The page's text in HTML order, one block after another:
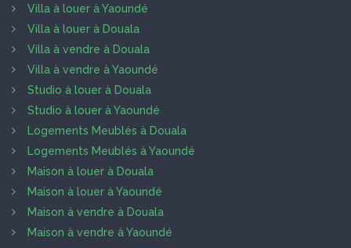
Villa à louer à Yaoundé
Villa à louer à Douala
Villa à vendre à Douala
Villa à vendre à Yaoundé
Studio à louer à Douala
Studio à louer à Yaoundé
Logements Meublés à Douala
Logements Meublés à Yaoundé
Maison à louer à Douala
Maison à louer à Yaoundé
Maison à vendre à Douala
Maison à vendre à Yaoundé